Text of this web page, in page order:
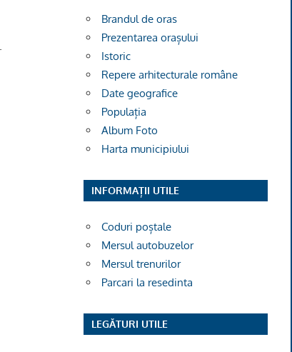
Brandul de oras
Prezentarea orașului
Istoric
Repere arhitecturale române
Date geografice
Populația
Album Foto
Harta municipiului
INFORMAȚII UTILE
Coduri poștale
Mersul autobuzelor
Mersul trenurilor
Parcari la resedinta
LEGĂTURI UTILE